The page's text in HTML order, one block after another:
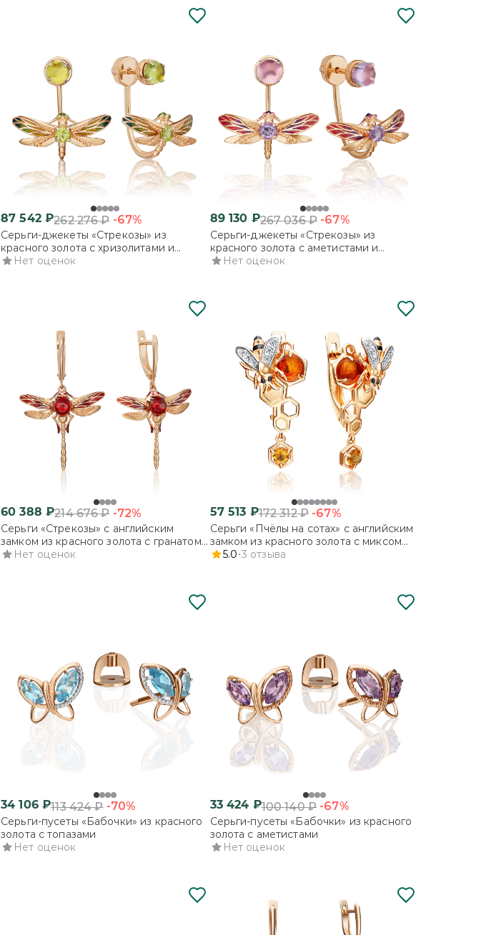
87 542₽262 276₽ -67%
Серьги-джекеты «Стрекозы» из
красного золота с хризолитами и
эмалью
Нет оценок
89 130 ₽267 036₽ -67%
Серьги-джекеты «Стрекозы» из
красного золота с аметистами и
эмалью
Нет оценок
60 388 ₽214 676₽ -72%
Серьги «Стрекозы» с английским
замком из красного золота с гранатом
и эмалью
Нет оценок
57 513 ₽172 312₽ -67%
Серьги «Пчёлы на сотах» с английским
замком из красного золота с миксом
камней
5.0 3 отзыва
34 106₽113 424₽ -70%
Серьги-пусеты «Бабочки» из красного
золота с топазами
Нет оценок
33 424 ₽100 140₽ -67%
Серьги-пусеты «Бабочки» из красного
золота с аметистами
Нет оценок